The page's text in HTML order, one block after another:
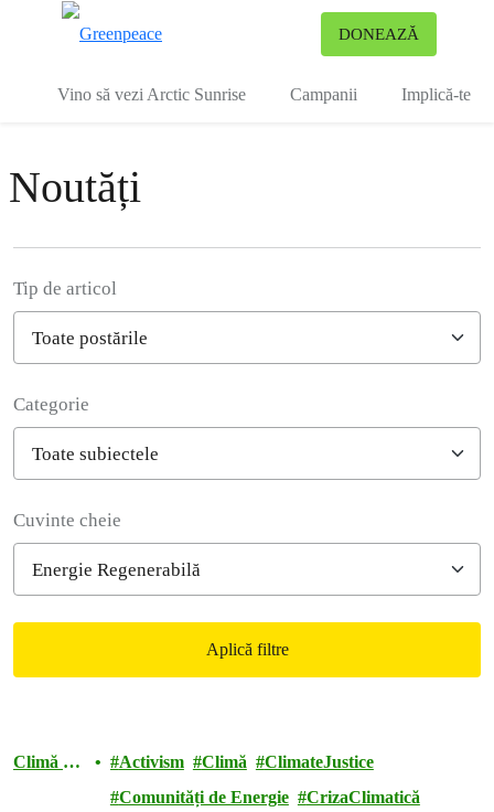
DONEAZĂ
Vino să vezi Arctic Sunrise Campanii Implică-te
Noutăți
Tip de articol
Categorie
Cuvinte cheie
Aplică filtre
Climă și
Activism Climă
ClimateJustice
Comunități de Energie
CrizaClimatică